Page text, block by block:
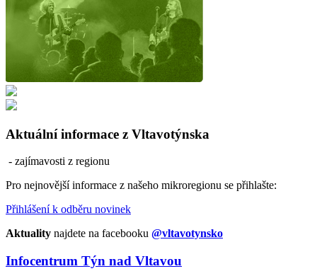
Aktuální informace z Vltavotýnska
- zajímavosti z regionu
Pro nejnovější informace z našeho mikroregionu se přihlašte:
Přihlášení k odběru novinek
Aktuality najdete na facebooku @vltavotynsko
Infocentrum Týn nad Vltavou